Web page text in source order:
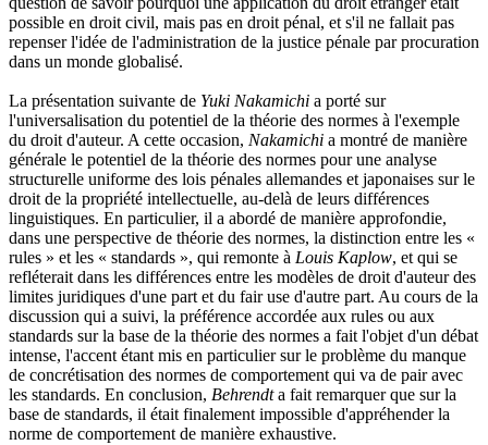
possible en droit civil, mais pas en droit pénal, et s'il ne fallait pas
repenser l'idée de l'administration de la justice pénale par procuration
dans un monde globalisé.
La présentation suivante de Yuki Nakamichi a porté sur
l'universalisation du potentiel de la théorie des normes à l'exemple
du droit d'auteur. A cette occasion, Nakamichi a montré de manière
générale le potentiel de la théorie des normes pour une analyse
structurelle uniforme des lois pénales allemandes et japonaises sur le
droit de la propriété intellectuelle, au-delà de leurs différences
linguistiques. En particulier, il a abordé de manière approfondie,
dans une perspective de théorie des normes, la distinction entre les «
rules » et les « standards », qui remonte à Louis Kaplow, et qui se
refléterait dans les différences entre les modèles de droit d'auteur des
limites juridiques d'une part et du fair use d'autre part. Au cours de la
discussion qui a suivi, la préférence accordée aux rules ou aux
standards sur la base de la théorie des normes a fait l'objet d'un débat
intense, l'accent étant mis en particulier sur le problème du manque
de concrétisation des normes de comportement qui va de pair avec
les standards. En conclusion, Behrendta fait remarquer que sur la
base de standards, il était finalement impossible d'appréhender la
norme de comportement de manière exhaustive.